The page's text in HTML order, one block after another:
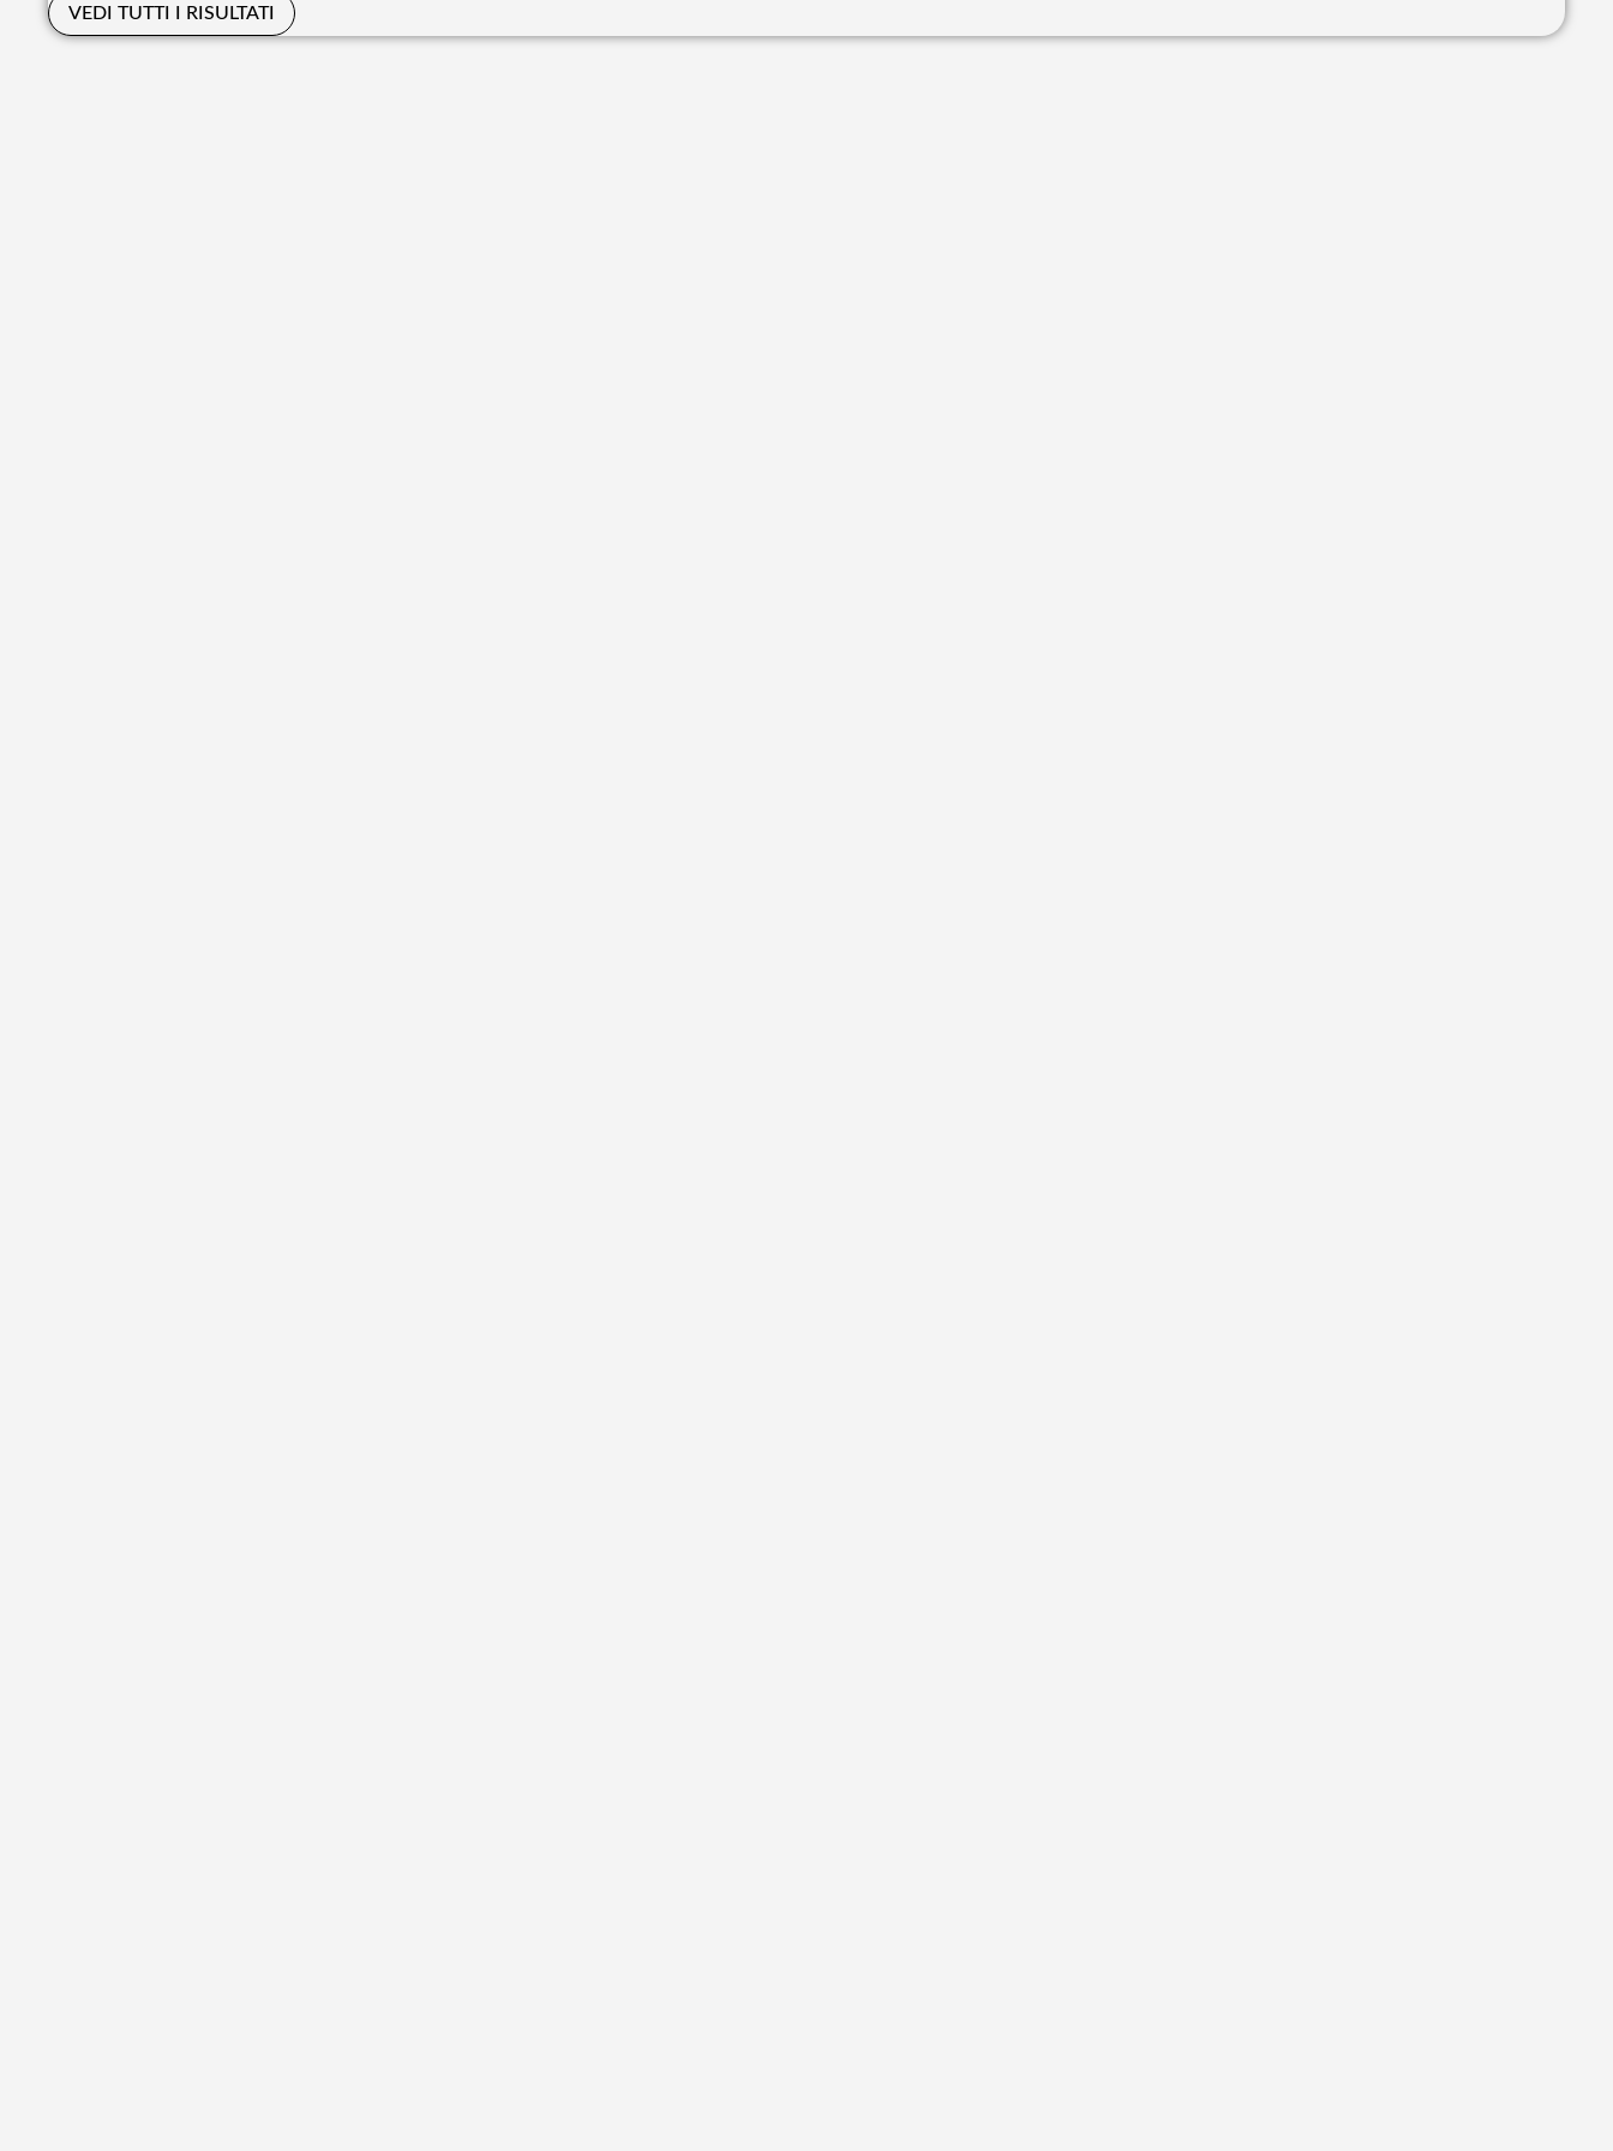
VEDI TUTTI I RISULTATI